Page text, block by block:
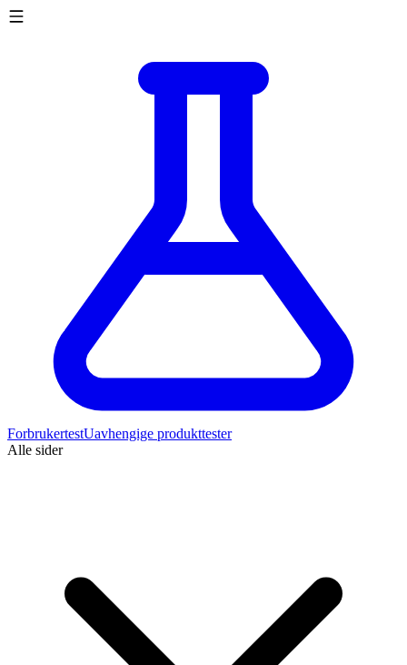
ForbrukertestUavhengige produkttester
Alle sider